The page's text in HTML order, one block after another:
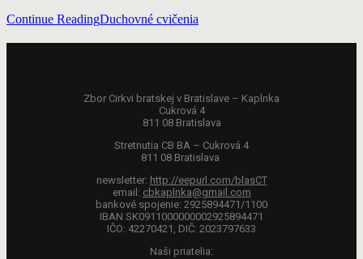
Continue ReadingDuchovné cvičenia
Zbor Cirkvi bratskej v Bratislave – Kaplnka
Cukrová 4
811 08 Bratislava
Stretnutia CB BA – Cukrová 4
811 08 Bratislava
newsletter: http://eepurl.com/blasCT
email: cbkaplnka@gmail.com
bankové spojenie: 2925894471/1100
IBAN SK0911000000002925894471
IČO: 42270421, DIČ: 2023797633
Naši priatelia: